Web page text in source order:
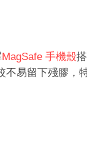
MagSafe 手機殼
易留下殘膠，